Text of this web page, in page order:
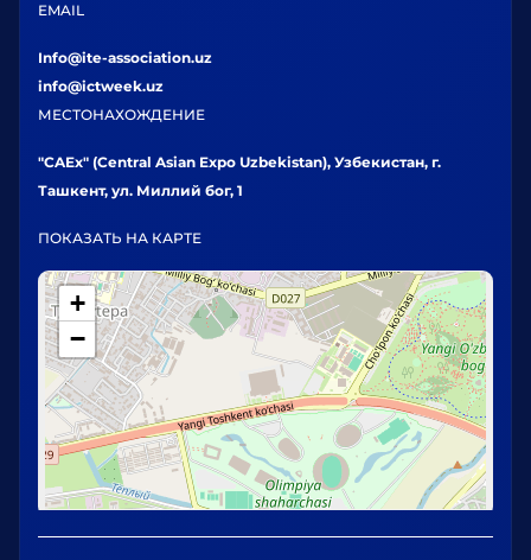
EMAIL
Info@ite-association.uz
info@ictweek.uz
МЕСТОНАХОЖДЕНИЕ
"CAEx" (Central Asian Expo Uzbekistan), Узбекистан, г.
Ташкент, ул. Миллий бог, 1
ПОКАЗАТЬ НА КАРТЕ
+
−